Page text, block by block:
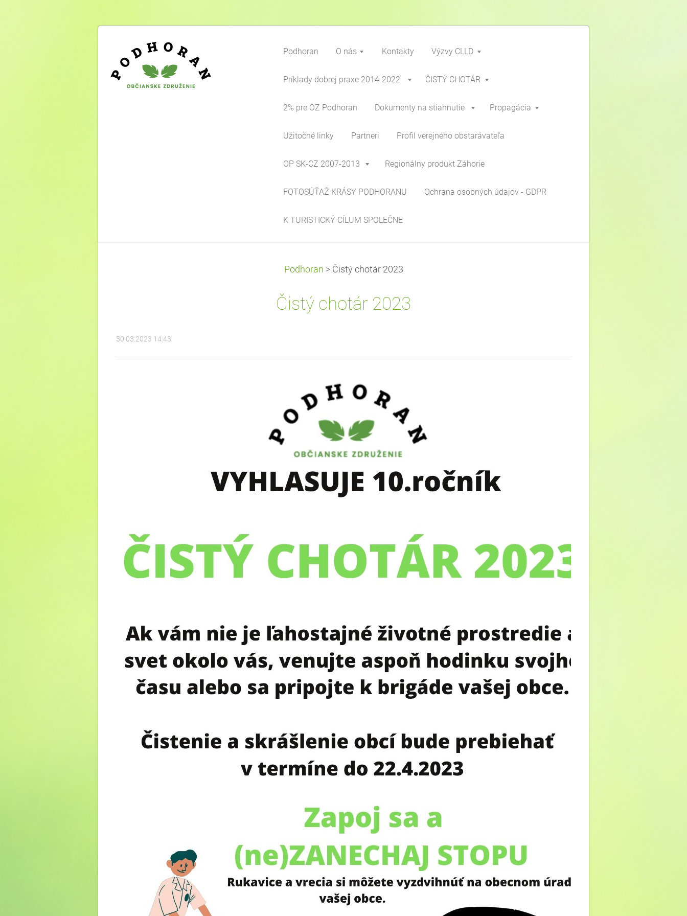
Podhoran O nás Kontakty Výzvy CLLD
Príklady dobrej praxe 2014-2022 ČISTÝ CHOTÁR
2% pre OZ Podhoran Dokumenty na stiahnutie Propagácia
Užitočné linky Partneri Profil verejného obstarávateľa
OP SK-CZ 2007-2013 Regionálny produkt Záhorie
FOTOSÚŤAŽ KRÁSY PODHORANU Ochrana osobných údajov - GDPR
K TURISTICKÝ CÍLUM SPOLEČNE
Podhoran > Čistý chotár 2023
Čistý chotár 2023
30.03.2023 14:43